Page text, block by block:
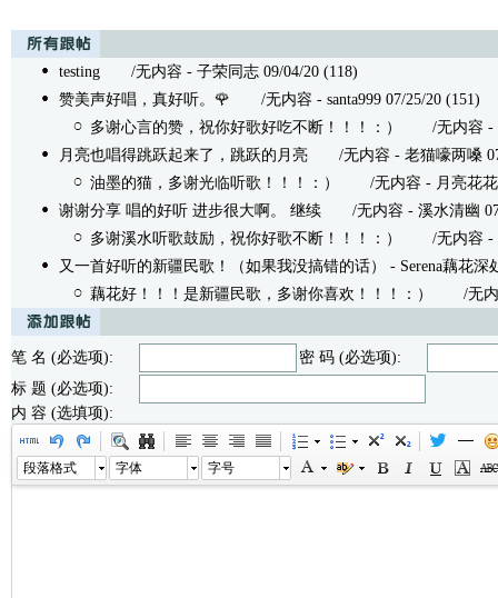
testing /无内容 - 子荣同志 09/04/20 (118)
赞美声好唱，真好听。🌹 /无内容 - santa999 07/25/20 (151)
多谢心言的赞，祝你好歌好吃不断！！！：）
/无内容 -
月亮也唱得跳跃起来了，跳跃的月亮 /无内容 - 老猫嚎两嗓
油墨的猫，多谢光临听歌！！！：）
/无内容 - 月亮花花
谢谢分享 唱的好听 进步很大啊。 继续 /无内容 - 溪水清幽
多谢溪水听歌鼓励，祝你好歌不断！！！：）
/无内容 -
又一首好听的新疆民歌！（如果我没搞错的话）
- Serena藕花深
藕花好！！！是新疆民歌，多谢你喜欢！！！：）
/无内
笔 名 (必选项):
密 码 (必选项):
标 题 (必选项):
内 容 (选填项):
段落格式 字体 字号